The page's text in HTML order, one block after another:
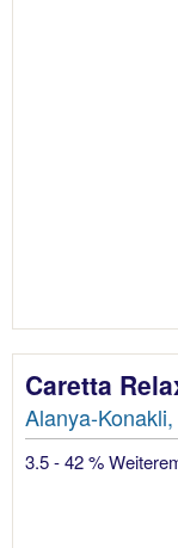
Caretta
Alanya-
3.5 - 42 %